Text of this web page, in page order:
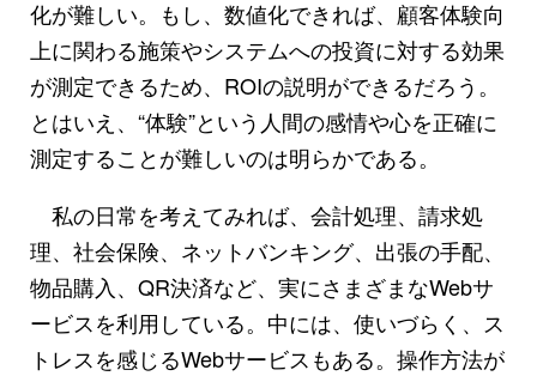
化が難しい。もし、数値化できれば、顧客体験向
上に関わる施策やシステムへの投資に対する効果
が測定できるため、ROIの説明ができるだろう。
とはいえ、“体験”という人間の感情や心を正確に
測定することが難しいのは明らかである。
私の日常を考えてみれば、会計処理、請求処
理、社会保険、ネットバンキング、出張の手配、
物品購入、QR決済など、実にさまざまなWebサ
ービスを利用している。中には、使いづらく、ス
トレスを感じるWebサービスもある。操作方法が